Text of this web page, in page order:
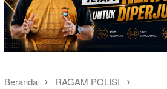
Beranda RAGAM POLISI